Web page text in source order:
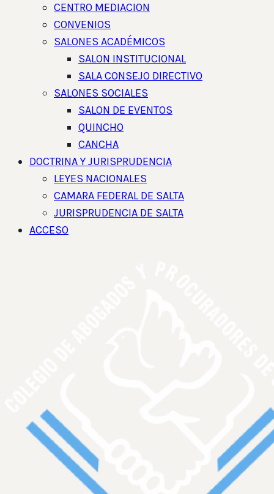
CENTRO MEDIACION
CONVENIOS
SALONES ACADÉMICOS
SALON INSTITUCIONAL
SALA CONSEJO DIRECTIVO
SALONES SOCIALES
SALON DE EVENTOS
QUINCHO
CANCHA
DOCTRINA Y JURISPRUDENCIA
LEYES NACIONALES
CAMARA FEDERAL DE SALTA
JURISPRUDENCIA DE SALTA
ACCESO